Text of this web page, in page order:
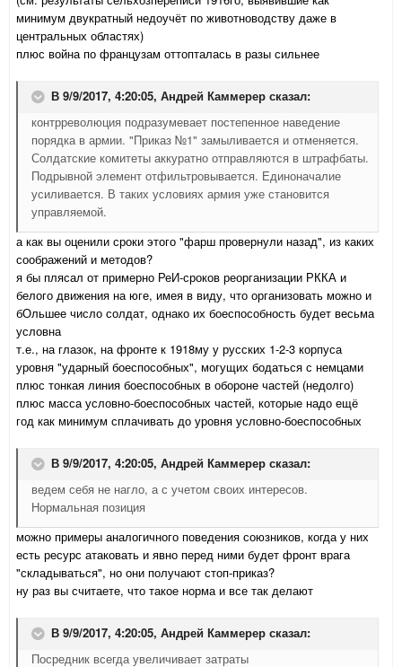
минимум двукратный недоучёт по животноводству даже в
центральных областях)
плюс война по французам оттопталась в разы сильнее
В 9/9/2017, 4:20:05, Андрей Каммерер сказал:
контрреволюция подразумевает постепенное наведение
порядка в армии. "Приказ №1" замыливается и отменяется.
Солдатские комитеты аккуратно отправляются в штрафбаты.
Подрывной элемент отфильтровывается. Единоначалие
усиливается. В таких условиях армия уже становится
управляемой.
а как вы оценили сроки этого "фарш провернули назад", из каких
соображений и методов?
я бы плясал от примерно РеИ-сроков реорганизации РККА и
белого движения на юге, имея в виду, что организовать можно и
бОльшее число солдат, однако их боеспособность будет весьма
условна
т.е., на глазок, на фронте к 1918му у русских 1-2-3 корпуса
уровня "ударный боеспособных", могущих бодаться с немцами
плюс тонкая линия боеспособных в обороне частей (недолго)
плюс масса условно-боеспособных частей, которые надо ещё
год как минимум сплачивать до уровня условно-боеспособных
В 9/9/2017, 4:20:05, Андрей Каммерер сказал:
ведем себя не нагло, а с учетом своих интересов.
Нормальная позиция
можно примеры аналогичного поведения союзников, когда у них
есть ресурс атаковать и явно перед ними будет фронт врага
"складываться", но они получают стоп-приказ?
ну раз вы считаете, что такое норма и все так делают
В 9/9/2017, 4:20:05, Андрей Каммерер сказал:
Посредник всегда увеличивает затраты